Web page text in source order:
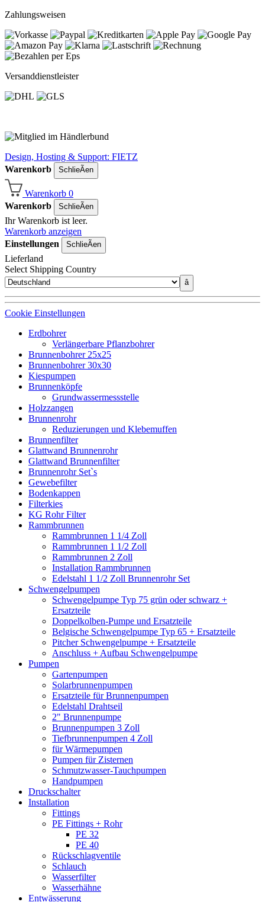
Zahlungsweisen
Versanddienstleister
Design, Hosting & Support: FIETZ
Warenkorb
SchlieÃen
Warenkorb 0
Warenkorb
SchlieÃen
Ihr Warenkorb ist leer.
Warenkorb anzeigen
Einstellungen
SchlieÃen
Lieferland
Select Shipping Country
â
Cookie Einstellungen
Erdbohrer
Verlängerbare Pflanzbohrer
Brunnenbohrer 25x25
Brunnenbohrer 30x30
Kiespumpen
Brunnenköpfe
Grundwassermessstelle
Holzzangen
Brunnenrohr
Reduzierungen und Klebemuffen
Brunnenfilter
Glattwand Brunnenrohr
Glattwand Brunnenfilter
Brunnenrohr Set`s
Gewebefilter
Bodenkappen
Filterkies
KG Rohr Filter
Rammbrunnen
Rammbrunnen 1 1/4 Zoll
Rammbrunnen 1 1/2 Zoll
Rammbrunnen 2 Zoll
Installation Rammbrunnen
Edelstahl 1 1/2 Zoll Brunnenrohr Set
Schwengelpumpen
Schwengelpumpe Typ 75 grün oder schwarz +
Ersatzteile
Doppelkolben-Pumpe und Ersatzteile
Belgische Schwengelpumpe Typ 65 + Ersatzteile
Pitcher Schwengelpumpe + Ersatzteile
Anschluss + Aufbau Schwengelpumpe
Pumpen
Gartenpumpen
Solarbrunnenpumpen
Ersatzteile für Brunnenpumpen
Edelstahl Drahtseil
2" Brunnenpumpe
Brunnenpumpen 3 Zoll
Tiefbrunnenpumpen 4 Zoll
für Wärmepumpen
Pumpen für Zisternen
Schmutzwasser-Tauchpumpen
Handpumpen
Druckschalter
Installation
Fittings
PE Fittings + Rohr
PE 32
PE 40
Rückschlagventile
Schlauch
Wasserfilter
Wasserhähne
Entwässerung